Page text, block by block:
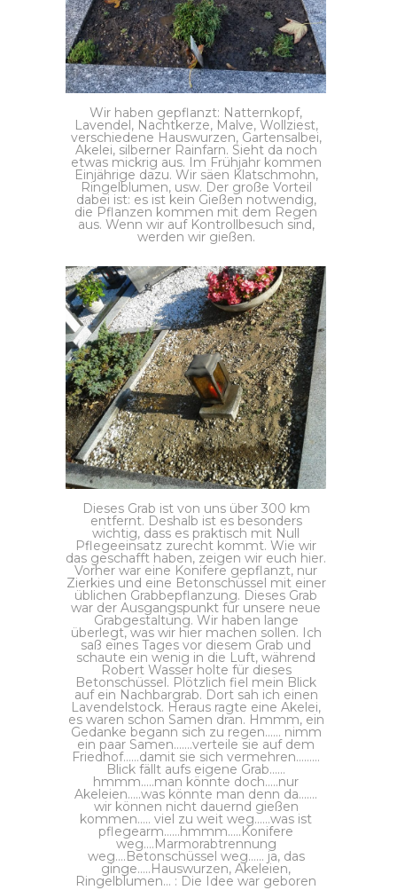
Wir haben gepflanzt: Natternkopf,
Lavendel, Nachtkerze, Malve, Wollziest,
verschiedene Hauswurzen, Gartensalbei,
Akelei, silberner Rainfarn. Sieht da noch
etwas mickrig aus. Im Frühjahr kommen
Einjährige dazu. Wir säen Klatschmohn,
Ringelblumen, usw. Der große Vorteil
dabei ist: es ist kein Gießen notwendig,
die Pflanzen kommen mit dem Regen
aus. Wenn wir auf Kontrollbesuch sind,
werden wir gießen.
Dieses Grab ist von uns über 300 km
entfernt. Deshalb ist es besonders
wichtig, dass es praktisch mit Null
Pflegeeinsatz zurecht kommt. Wie wir
das geschafft haben, zeigen wir euch hier.
Vorher war eine Konifere gepflanzt, nur
Zierkies und eine Betonschüssel mit einer
üblichen Grabbepflanzung. Dieses Grab
war der Ausgangspunkt für unsere neue
Grabgestaltung. Wir haben lange
überlegt, was wir hier machen sollen. Ich
saß eines Tages vor diesem Grab und
schaute ein wenig in die Luft, während
Robert Wasser holte für dieses
Betonschüssel. Plötzlich fiel mein Blick
auf ein Nachbargrab. Dort sah ich einen
Lavendelstock. Heraus ragte eine Akelei,
es waren schon Samen dran. Hmmm, ein
Gedanke begann sich zu regen…… nimm
ein paar Samen…….verteile sie auf dem
Friedhof……damit sie sich vermehren………
Blick fällt aufs eigene Grab……
hmmm…..man könnte doch…..nur
Akeleien…..was könnte man denn da…….
wir können nicht dauernd gießen
kommen….. viel zu weit weg……was ist
pflegearm……hmmm…..Konifere
weg….Marmorabtrennung
weg….Betonschüssel weg…… ja, das
ginge…..Hauswurzen, Akeleien,
Ringelblumen… : Die Idee war geboren